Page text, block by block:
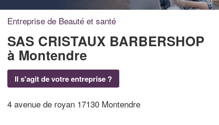
Entreprise de Beauté et santé
SAS CRISTAUX BARBERSHOP
à Montendre
Il s'agit de votre entreprise ?
4 avenue de royan 17130 Montendre